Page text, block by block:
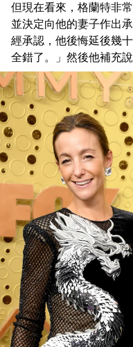
但現在看來，格蘭特非
並決定向他的妻子作出
經承認，他後悔延後幾
全錯了。」然後他補充